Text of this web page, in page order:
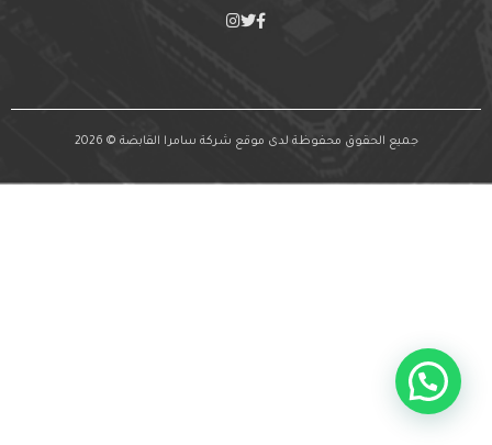
جميع الحقوق محفوظة لدى موقع شركة سامرا القابضة © 2026